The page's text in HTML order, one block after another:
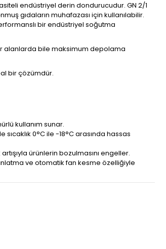
endüstriyel derin dondurucudur. GN 2/1
gıdaların muhafazası için kullanılabilir.
bir endüstriyel soğutma
alanlarda bile maksimum depolama
bir çözümdür.
kullanım sunar.
0°C ile -18°C arasında hassas
ürünlerin bozulmasını engeller.
ve otomatik fan kesme özelliğiyle